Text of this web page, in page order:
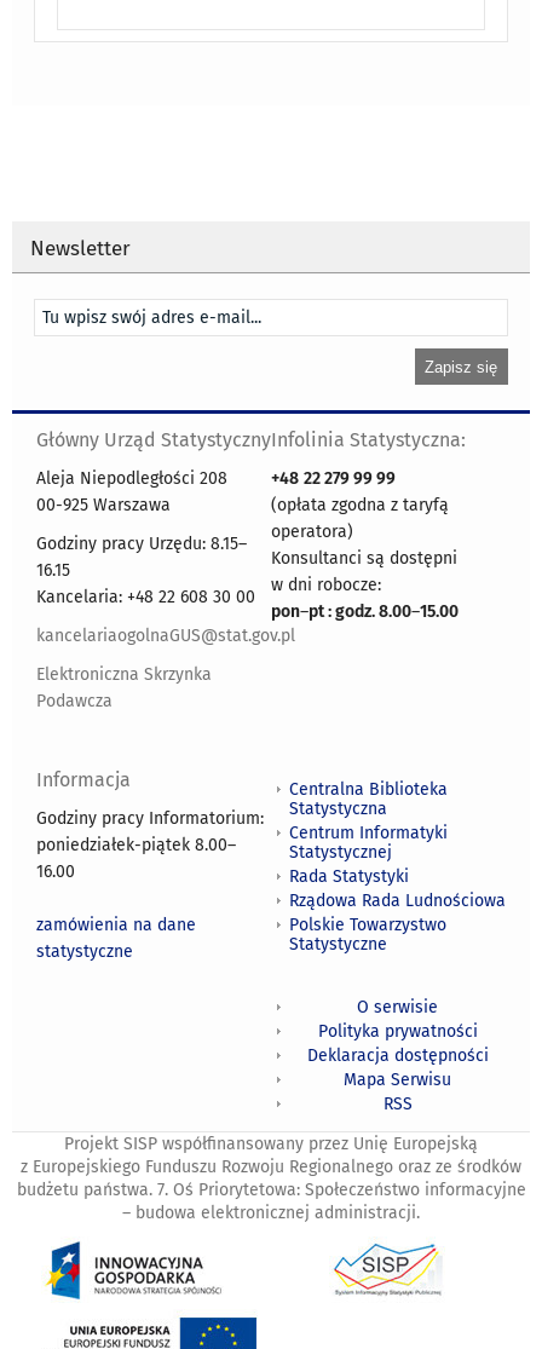
Newsletter
Główny Urząd Statystyczny
Aleja Niepodległości 208
00-925 Warszawa
Godziny pracy Urzędu: 8.15–
16.15
Kancelaria: +48 22 608 30 00
kancelariaogolnaGUS@stat.gov.pl
Elektroniczna Skrzynka
Podawcza
Infolinia Statystyczna:
+48 22 279 99 99
(opłata zgodna z taryfą
operatora)
Konsultanci są dostępni
w dni robocze:
pon–pt : godz. 8.00–15.00
Informacja
Godziny pracy Informatorium:
poniedziałek-piątek 8.00–
16.00
zamówienia na dane
statystyczne
Centralna Biblioteka
Statystyczna
Centrum Informatyki
Statystycznej
Rada Statystyki
Rządowa Rada Ludnościowa
Polskie Towarzystwo
Statystyczne
O serwisie
Polityka prywatności
Deklaracja dostępności
Mapa Serwisu
RSS
Projekt SISP współfinansowany przez Unię Europejską
z Europejskiego Funduszu Rozwoju Regionalnego oraz ze środków
budżetu państwa. 7. Oś Priorytetowa: Społeczeństwo informacyjne
– budowa elektronicznej administracji.